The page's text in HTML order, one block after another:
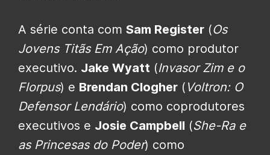
A série conta com Sam Register (Os
Jovens Titãs Em Ação) como produtor
executivo. Jake Wyatt (Invasor Zim e o
Florpus) e Brendan Clogher ( Voltron: O
Defensor Lendário) como coprodutores
executivos e Josie Campbell (She-Ra e
as Princesas do Poder) como